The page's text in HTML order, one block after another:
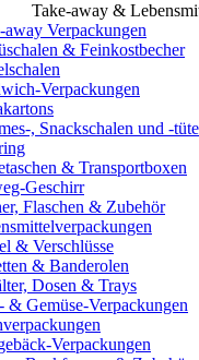
Take-away &
away Verpackungen
& Feinkostbecher
Verpackungen
, Snackschalen und -
& Transportboxen
Geschirr
Flaschen & Zubehör
& Verschlüsse
& Banderolen
Dosen & Trays
& Gemüse-Verpackungen
Verpackungen